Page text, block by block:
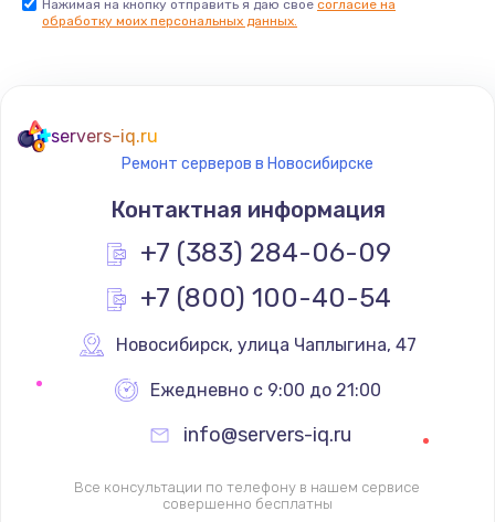
Замена южного моста
2300 руб.
Заказать
Замена вебкамеры
1340 руб.
Заказать
Ремонт петель крышки
Заказать
Нажимая на кнопку отправить я даю свое согласие на
обработку моих персональных данных.
servers-iq.ru
Ремонт серверов в Новосибирске
Контактная информация
+7 (383) 284-06-09
+7 (800) 100-40-54
Новосибирск, улица Чаплыгина, 47
Ежедневно с 9:00 до 21:00
info@servers-iq.ru
Все консультации по телефону в нашем сервисе
совершенно бесплатны